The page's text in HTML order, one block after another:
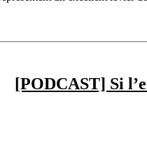
[PODCAST] Si